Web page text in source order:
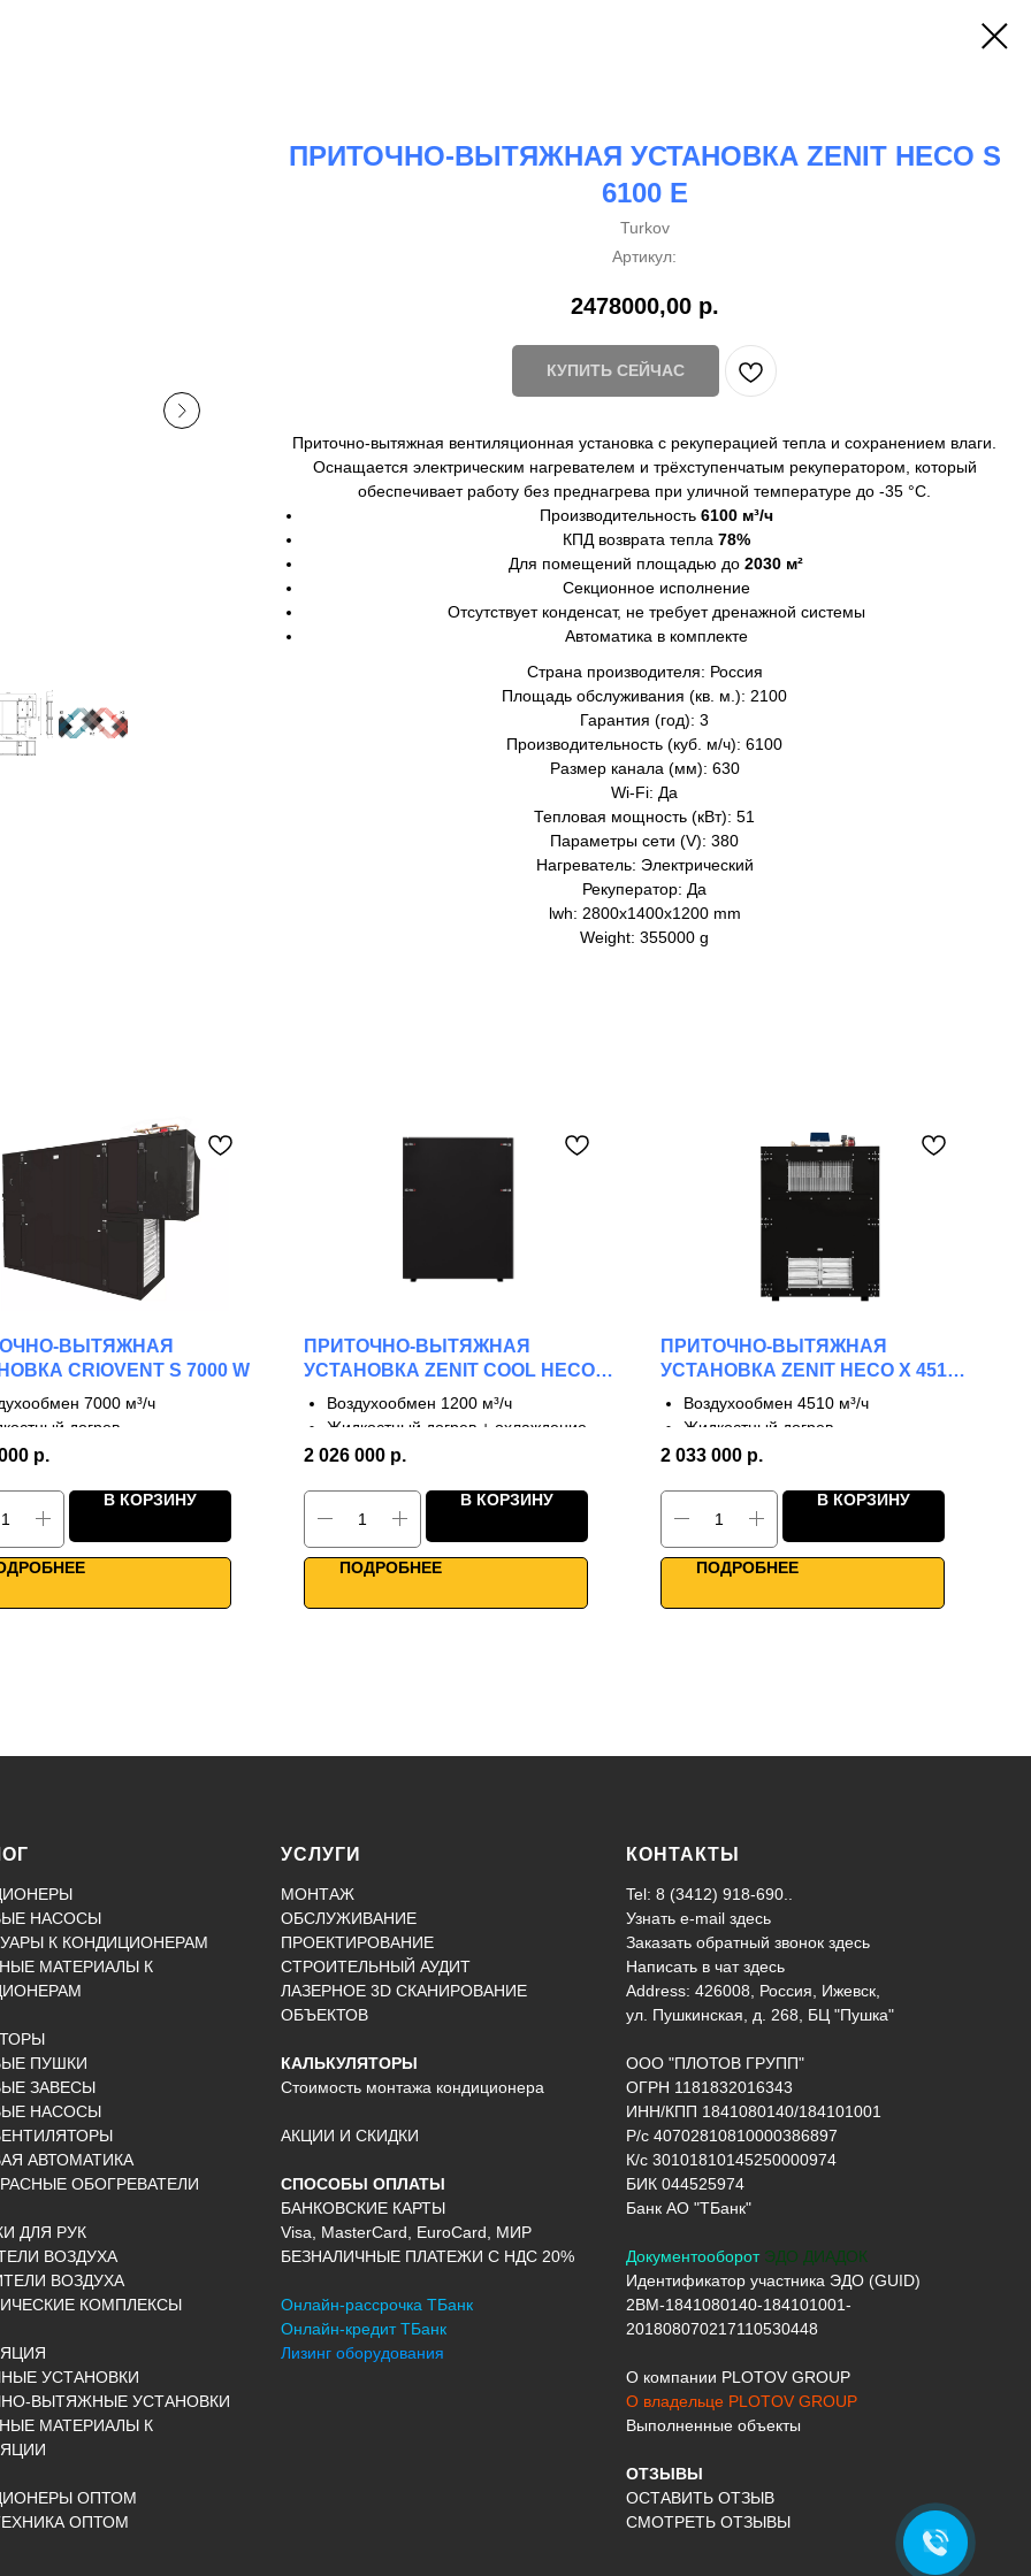
ПРИТОЧНО-ВЫТЯЖНАЯ УСТАНОВКА ZENIT HECO S
6100 E
Turkov
Артикул:
2478000,00 р.
КУПИТЬ СЕЙЧАС
Приточно-вытяжная вентиляционная установка с рекуперацией тепла и сохранением влаги.
Оснащается электрическим нагревателем и трёхступенчатым рекуператором, который
обеспечивает работу без преднагрева при уличной температуре до -35 °C.
Производительность 6100 м³/ч
КПД возврата тепла 78%
Для помещений площадью до 2030 м²
Секционное исполнение
Отсутствует конденсат, не требует дренажной системы
Автоматика в комплекте
Страна производителя: Россия
Площадь обслуживания (кв. м.): 2100
Гарантия (год): 3
Производительность (куб. м/ч): 6100
Размер канала (мм): 630
Wi-Fi: Да
Тепловая мощность (кВт): 51
Параметры сети (V): 380
Нагреватель: Электрический
Рекуператор: Да
lwh: 2800x1400x1200 mm
Weight: 355000 g
ВЫТЯЖНАЯ
CRIOVENT S 7000 W
7000 м³/ч
догрев
рекуперации
панельная конструкция
с высокими
управление
р.
В КОРЗИНУ
ПРИТОЧНО-ВЫТЯЖНАЯ
УСТАНОВКА ZENIT COOL HECO V
1200 W
Воздухообмен 1200 м³/ч
Жидкостный догрев + охлаждение
3 ступени рекуперации
Однонаправленные фланцы
Профессиональный климат
Умное управление
2 026 000 р.
В КОРЗИНУ
ПОДРОБНЕЕ
ПРИТОЧНО-ВЫТЯЖНАЯ
УСТАНОВКА ZENIT HECO X 4510
Воздухообмен 4510 м³/ч
Жидкостный догрев
3 ступени рекуперации
Двунаправленные фланцы
Для крупных производств
WiFi управление
2 033 000 р.
В КОРЗИНУ
ПОДРОБНЕЕ
НАСОСЫ
К КОНДИЦИОНЕРАМ
МАТЕРИАЛЫ К
ПУШКИ
ЗАВЕСЫ
НАСОСЫ
АВТОМАТИКА
ОБОГРЕВАТЕЛИ
ДЛЯ РУК
ВОЗДУХА
ВОЗДУХА
КОМПЛЕКСЫ
УСТАНОВКИ
ВЫТЯЖНЫЕ УСТАНОВКИ
МАТЕРИАЛЫ К
ОПТОМ
ОПТОМ
УСЛУГИ
МОНТАЖ
ОБСЛУЖИВАНИЕ
ПРОЕКТИРОВАНИЕ
СТРОИТЕЛЬНЫЙ АУДИТ
ЛАЗЕРНОЕ 3D СКАНИРОВАНИЕ
ОБЪЕКТОВ
КАЛЬКУЛЯТОРЫ
Стоимость монтажа кондиционера
АКЦИИ И СКИДКИ
СПОСОБЫ ОПЛАТЫ
БАНКОВСКИЕ КАРТЫ
Visa, MasterCard, EuroCard, МИР
БЕЗНАЛИЧНЫЕ ПЛАТЕЖИ С НДС 20%
Онлайн-рассрочка ТБанк
Онлайн-кредит ТБанк
Лизинг оборудования
КОНТАКТЫ
Tel: 8 (3412) 918-690..
Узнать e-mail здесь
Заказать обратный звонок здесь
Написать в чатздесь
Address: 426008, Россия, Ижевск,
ул. Пушкинская, д. 268, БЦ "Пушка"
ООО "ПЛОТОВ ГРУПП"
ОГРН 1181832016343
ИНН/КПП 1841080140/184101001
Р/с 40702810810000386897
К/с 30101810145250000974
БИК 044525974
Банк АО "ТБанк"
Документооборот ЭДО ДИАДОК
Идентификатор участника ЭДО (GUID)
2BM-1841080140-184101001-
201808070217110530448
О компании PLOTOV GROUP
О владельце PLOTOV GROUP
Выполненные объекты
ОТЗЫВЫ
ОСТАВИТЬ ОТЗЫВ
СМОТРЕТЬ ОТЗЫВЫ